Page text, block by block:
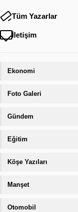
Tüm Yazarlar
İletişim
Ekonomi
Foto Galeri
Gündem
Eğitim
Köşe Yazıları
Manşet
Otomobil